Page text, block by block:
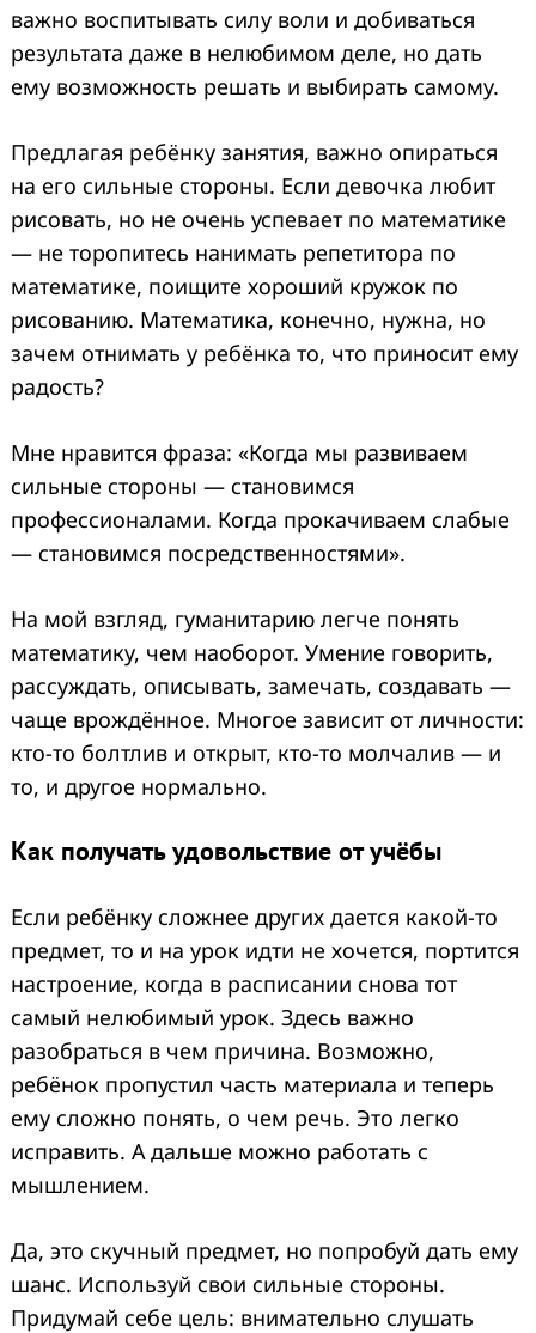
важно воспитывать силу воли и добиваться
результата даже в нелюбимом деле, но дать
ему возможность решать и выбирать самому.
Предлагая ребёнку занятия, важно опираться
на его сильные стороны. Если девочка любит
рисовать, но не очень успевает по математике
— не торопитесь нанимать репетитора по
математике, поищите хороший кружок по
рисованию. Математика, конечно, нужна, но
зачем отнимать у ребёнка то, что приносит ему
радость?
Мне нравится фраза: «Когда мы развиваем
сильные стороны — становимся
профессионалами. Когда прокачиваем слабые
— становимся посредственностями».
На мой взгляд, гуманитарию легче понять
математику, чем наоборот. Умение говорить,
рассуждать, описывать, замечать, создавать —
чаще врождённое. Многое зависит от личности:
кто-то болтлив и открыт, кто-то молчалив — и
то, и другое нормально.
Как получать удовольствие от учёбы
Если ребёнку сложнее других дается какой-то
предмет, то и на урок идти не хочется, портится
настроение, когда в расписании снова тот
самый нелюбимый урок. Здесь важно
разобраться в чем причина. Возможно,
ребёнок пропустил часть материала и теперь
ему сложно понять, о чем речь. Это легко
исправить. А дальше можно работать с
мышлением.
Да, это скучный предмет, но попробуй дать ему
шанс. Используй свои сильные стороны.
Придумай себе цель: внимательно слушать